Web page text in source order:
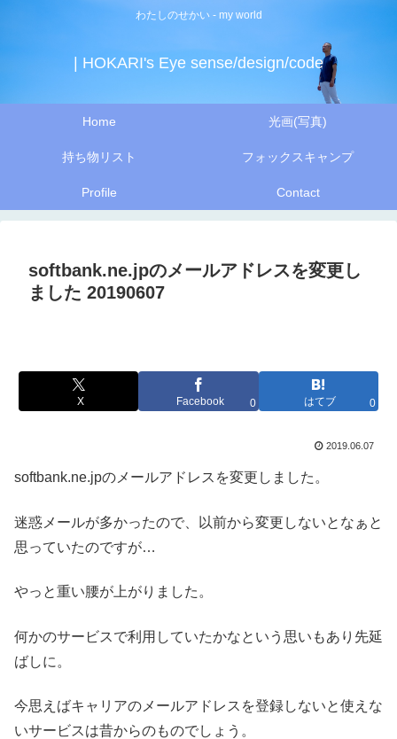
わたしのせかい - my world
| HOKARI's Eye sense/design/code
Home 光画(写真)
持ち物リスト フォックスキャンプ
Profile Contact
softbank.ne.jpのメールアドレスを変更し
ました 20190607
X Facebook 0 はてブ 0
2019.06.07
softbank.ne.jpのメールアドレスを変更しました。
迷惑メールが多かったので、以前から変更しないとなぁと
思っていたのですが…
やっと重い腰が上がりました。
何かのサービスで利用していたかなという思いもあり先延
ばしに。
今思えばキャリアのメールアドレスを登録しないと使えな
いサービスは昔からのものでしょう。